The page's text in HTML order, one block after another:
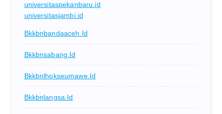
universitaspekanbaru.id
universitasjambi.id
Bkkbnbandaaceh.id
Bkkbnsabang.id
Bkkbnlhokseumawe.id
Bkkbnlangsa.id